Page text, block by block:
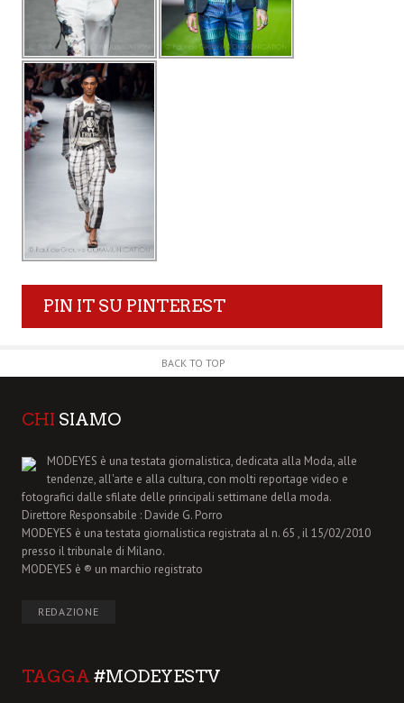
PIN IT SU PINTEREST
BACK TO TOP
CHI SIAMO
MODEYES è una testata giornalistica, dedicata alla Moda, alle
tendenze, all'arte e alla cultura, con molti reportage video e
fotografici dalle sfilate delle principali settimane della moda.
Direttore Responsabile : Davide G. Porro
MODEYES è una testata giornalistica registrata al n. 65 , il 15/02/2010
presso il tribunale di Milano.
MODEYES è ® un marchio registrato
REDAZIONE
TAGGA #MODEYESTV